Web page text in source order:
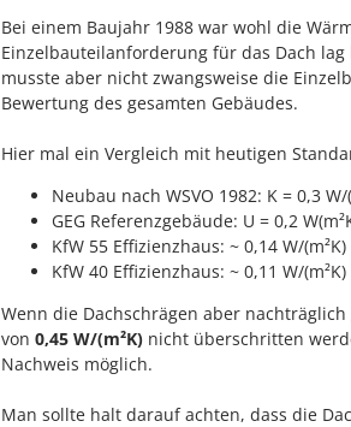
Bei einem Baujahr 1988 war wohl die
Einzelbauteilanforderung für das Dach lag
musste aber nicht zwangsweise die
Bewertung des gesamten Gebäudes.
Hier mal ein Vergleich mit heutigen
Neubau nach WSVO 1982: K = 0,3 W/
GEG Referenzgebäude: U = 0,2
KfW 55 Effizienzhaus: ~ 0,14 W/(m²K)
KfW 40 Effizienzhaus: ~ 0,11 W/(m²K)
Wenn die Dachschrägen aber
von 0,45 W/(m²K) nicht überschritten
Nachweis möglich.
Man sollte halt darauf achten, dass die